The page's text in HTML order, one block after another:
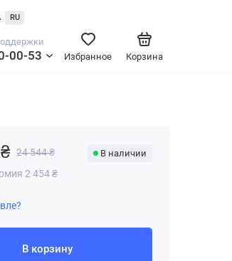
RU
00-53 Корзина
Избранное
24 544 ₴ В наличии
2 454 ₴
В корзину